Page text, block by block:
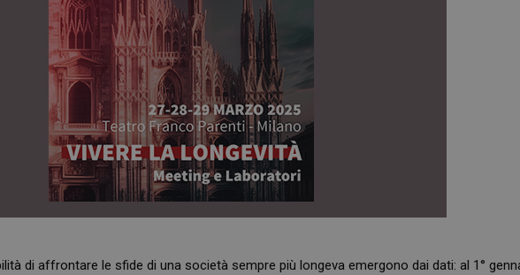
di affrontare le sfide di una società sempre più longeva emergono dai dati: al 1°